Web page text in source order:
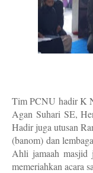
Tim PCNU hadir K
Agan Suhari SE,
Hadir juga utusan
(banom) dan
Ahli jamaah masjid
memeriahkan acara